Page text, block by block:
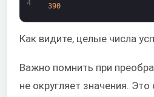
4
390
Как видите, целые числа
Важно помнить при
не округляет значения.